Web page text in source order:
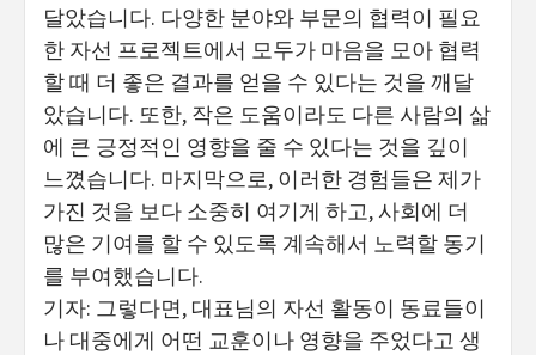
달았습니다. 다양한 분야와 부문의 협력이 필요
한 자선 프로젝트에서 모두가 마음을 모아 협력
할 때 더 좋은 결과를 얻을 수 있다는 것을 깨달
았습니다. 또한, 작은 도움이라도 다른 사람의 삶
에 큰 긍정적인 영향을 줄 수 있다는 것을 깊이
느꼈습니다. 마지막으로, 이러한 경험들은 제가
가진 것을 보다 소중히 여기게 하고, 사회에 더
많은 기여를 할 수 있도록 계속해서 노력할 동기
를 부여했습니다.
기자: 그렇다면, 대표님의 자선 활동이 동료들이
나 대중에게 어떤 교훈이나 영향을 주었다고 생